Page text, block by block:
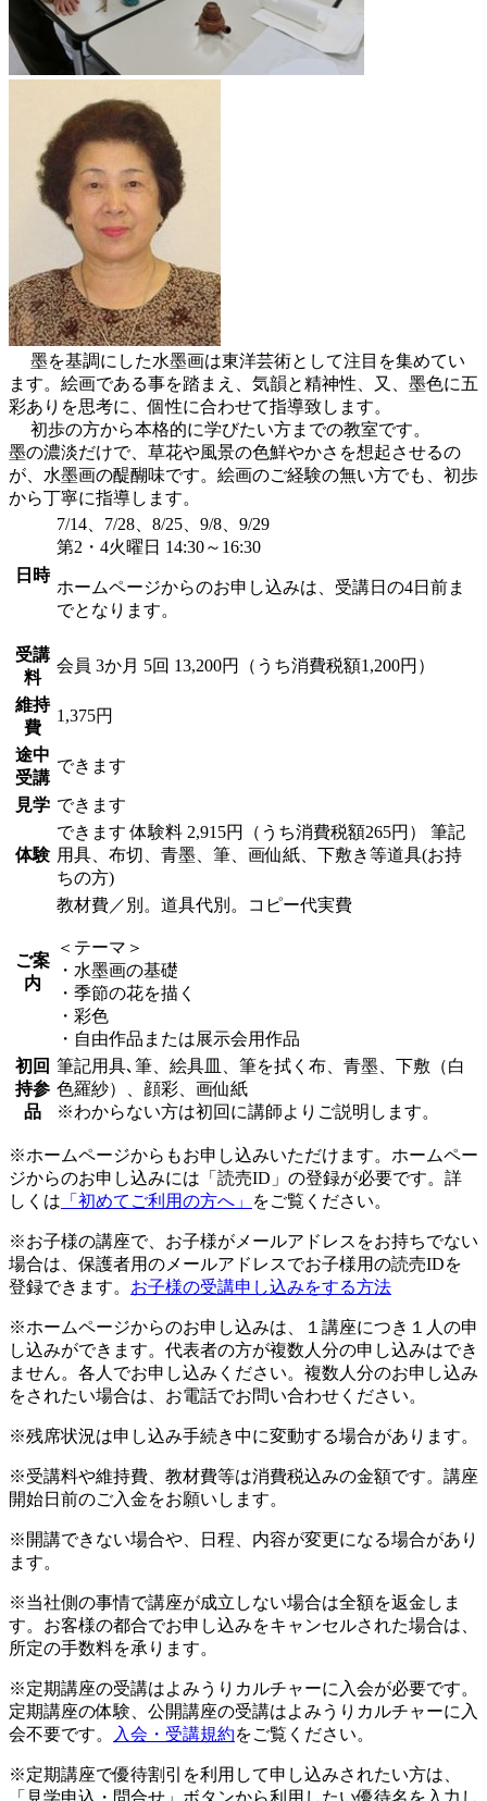
墨を基調にした水墨画は東洋芸術として注目を集めてい
ます。絵画である事を踏まえ、気韻と精神性、又、墨色に五
彩ありを思考に、個性に合わせて指導致します。
初歩の方から本格的に学びたい方までの教室です。
墨の濃淡だけで、草花や風景の色鮮やかさを想起させるの
が、水墨画の醍醐味です。絵画のご経験の無い方でも、初歩
から丁寧に指導します。
日時
7/14、7/28、8/25、9/8、9/29
第2・4火曜日 14:30～16:30
ホームページからのお申し込みは、受講日の4日前ま
でとなります。
受講
料
会員 3か月 5回 13,200円（うち消費税額1,200円）
維持
費
1,375円
途中
受講
できます
見学 できます
体験
できます体験料 2,915円（うち消費税額265円） 筆記
用具、布切、青墨、筆、画仙紙、下敷き等道具(お持
ちの方)
ご案
内
教材費／別。道具代別。コピー代実費
＜テーマ＞
・水墨画の基礎
・季節の花を描く
・彩色
・自由作品または展示会用作品
初回
持参
品
筆記用具､筆、絵具皿、筆を拭く布、青墨、下敷（白
色羅紗）、顔彩、画仙紙
※わからない方は初回に講師よりご説明します。
※ホームページからもお申し込みいただけます。ホームペー
ジからのお申し込みには「読売ID」の登録が必要です。詳
しくは 「初めてご利用の方へ」 をご覧ください。
※お子様の講座で、お子様がメールアドレスをお持ちでない
場合は、保護者用のメールアドレスでお子様用の読売IDを
登録できます。 お子様の受講申し込みをする方法
※ホームページからのお申し込みは、１講座につき１人の申
し込みができます。代表者の方が複数人分の申し込みはでき
ません。各人でお申し込みください。複数人分のお申し込み
をされたい場合は、お電話でお問い合わせください。
※残席状況は申し込み手続き中に変動する場合があります。
※受講料や維持費、教材費等は消費税込みの金額です。講座
開始日前のご入金をお願いします。
※開講できない場合や、日程、内容が変更になる場合があり
ます。
※当社側の事情で講座が成立しない場合は全額を返金しま
す。お客様の都合でお申し込みをキャンセルされた場合は、
所定の手数料を承ります。
※定期講座の受講はよみうりカルチャーに入会が必要です。
定期講座の体験、公開講座の受講はよみうりカルチャーに入
会不要です。
入会・受講規約をご覧ください。
※定期講座で優待割引を利用して申し込みされたい方は、
「見学申込・問合せ」ボタンから利用したい優待名を入力し